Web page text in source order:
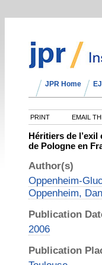
JPR Home
PRINT EMAIL
Héritiers de
de Pologne en
Author(s)
Oppenheim-
Oppenheim,
Publication
2006
Publication